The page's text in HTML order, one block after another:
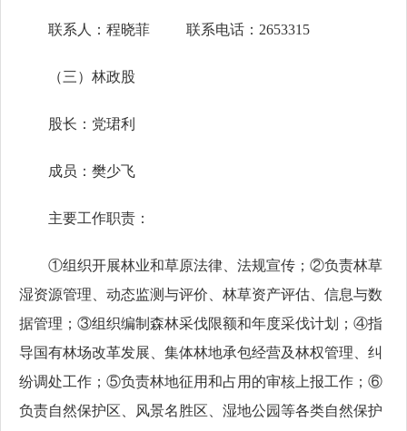
联系人：程晓菲 联系电话：2653315
（三）林政股
股长：党珺利
成员：樊少飞
主要工作职责：
①组织开展林业和草原法律、法规宣传；②负责林草
湿资源管理、动态监测与评价、林草资产评估、信息与数
据管理；③组织编制森林采伐限额和年度采伐计划；④指
导国有林场改革发展、集体林地承包经营及林权管理、纠
纷调处工作；⑤负责林地征用和占用的审核上报工作；⑥
负责自然保护区、风景名胜区、湿地公园等各类自然保护